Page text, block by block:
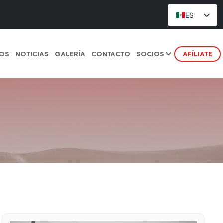
ES
NOTICIAS GALERÍA CONTACTO SOCIOS AFÍLIATE